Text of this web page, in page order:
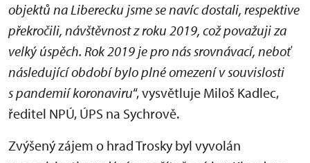
objektů na Liberecku jsme se navíc dostali, respektive
překročili, návštěvnost z roku 2019, což považuji za
velký úspěch. Rok 2019 je pro nás srovnávací, neboť
následující období bylo plné omezení v souvislosti
s pandemií koronaviru“, vysvětluje Miloš Kadlec,
ředitel NPÚ, ÚPS na Sychrově.
Zvýšený zájem o hrad Trosky byl vyvolán